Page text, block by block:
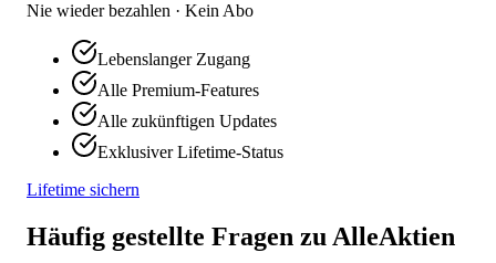
Nie wieder bezahlen · Kein Abo
Lebenslanger Zugang
Alle Premium-Features
Alle zukünftigen Updates
Exklusiver Lifetime-Status
Lifetime sichern
Häufig gestellte Fragen zu AlleAktien